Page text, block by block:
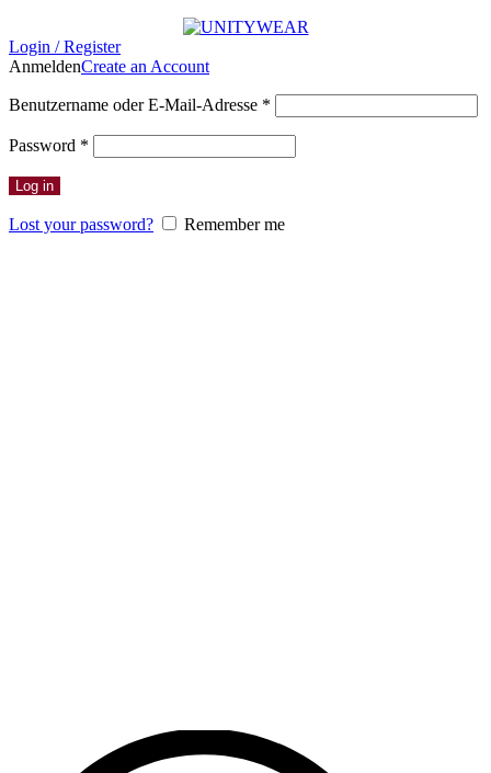
Login / Register
AnmeldenCreate an Account
Benutzername oder E-Mail-Adresse *
Password *
Log in
Lost your password? Remember me